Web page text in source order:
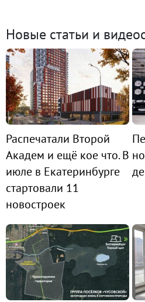
Новые статьи и
Распечатали Второй
Академ и ещё кое что. В
июле в Екатеринбурге
стартовали 11
новостроек